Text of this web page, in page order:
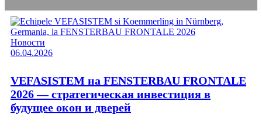
Новости
06.04.2026
VEFASISTEM на FENSTERBAU FRONTALE
2026 — стратегическая инвестиция в
будущее окон и дверей